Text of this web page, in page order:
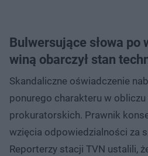
Bulwersujące słowa po
winą obarczył stan
Skandaliczne oświadczenie
ponurego charakteru w obliczu
prokuratorskich. Prawnik
wzięcia odpowiedzialności za
Reporterzy stacji TVN ustalili,